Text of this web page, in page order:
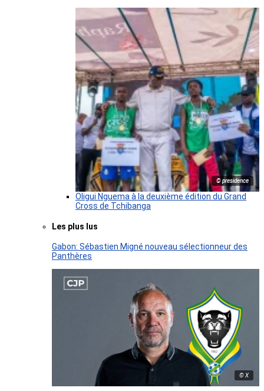
© presidence
Oligui Nguema à la deuxième édition du Grand
Cross de Tchibanga
Les plus lus
Gabon: Sébastien Migné nouveau sélectionneur des
Panthères
© X